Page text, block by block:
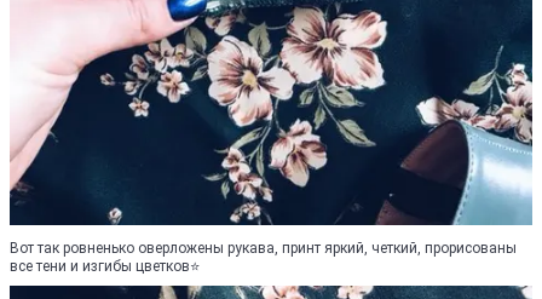
Вот так ровненько оверложены рукава, принт яркий, четкий, прорисованы
все тени и изгибы цветков⭐️